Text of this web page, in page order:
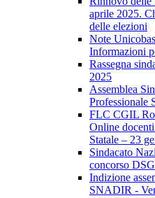
aprile 2025.
delle elezioni
Note
Informazioni
Rassegna
2025
Assemblea
Professionale
FLC CGIL
Online
Statale – 23
Sindacato
concorso
Indizione
SNADIR -